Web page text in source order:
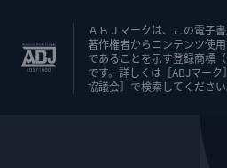
ＡＢＪマークは、この電子
著作権者からコンテンツ使
であることを示す登録商標
です。詳しくは［ABJマー
協議会］で検索してください